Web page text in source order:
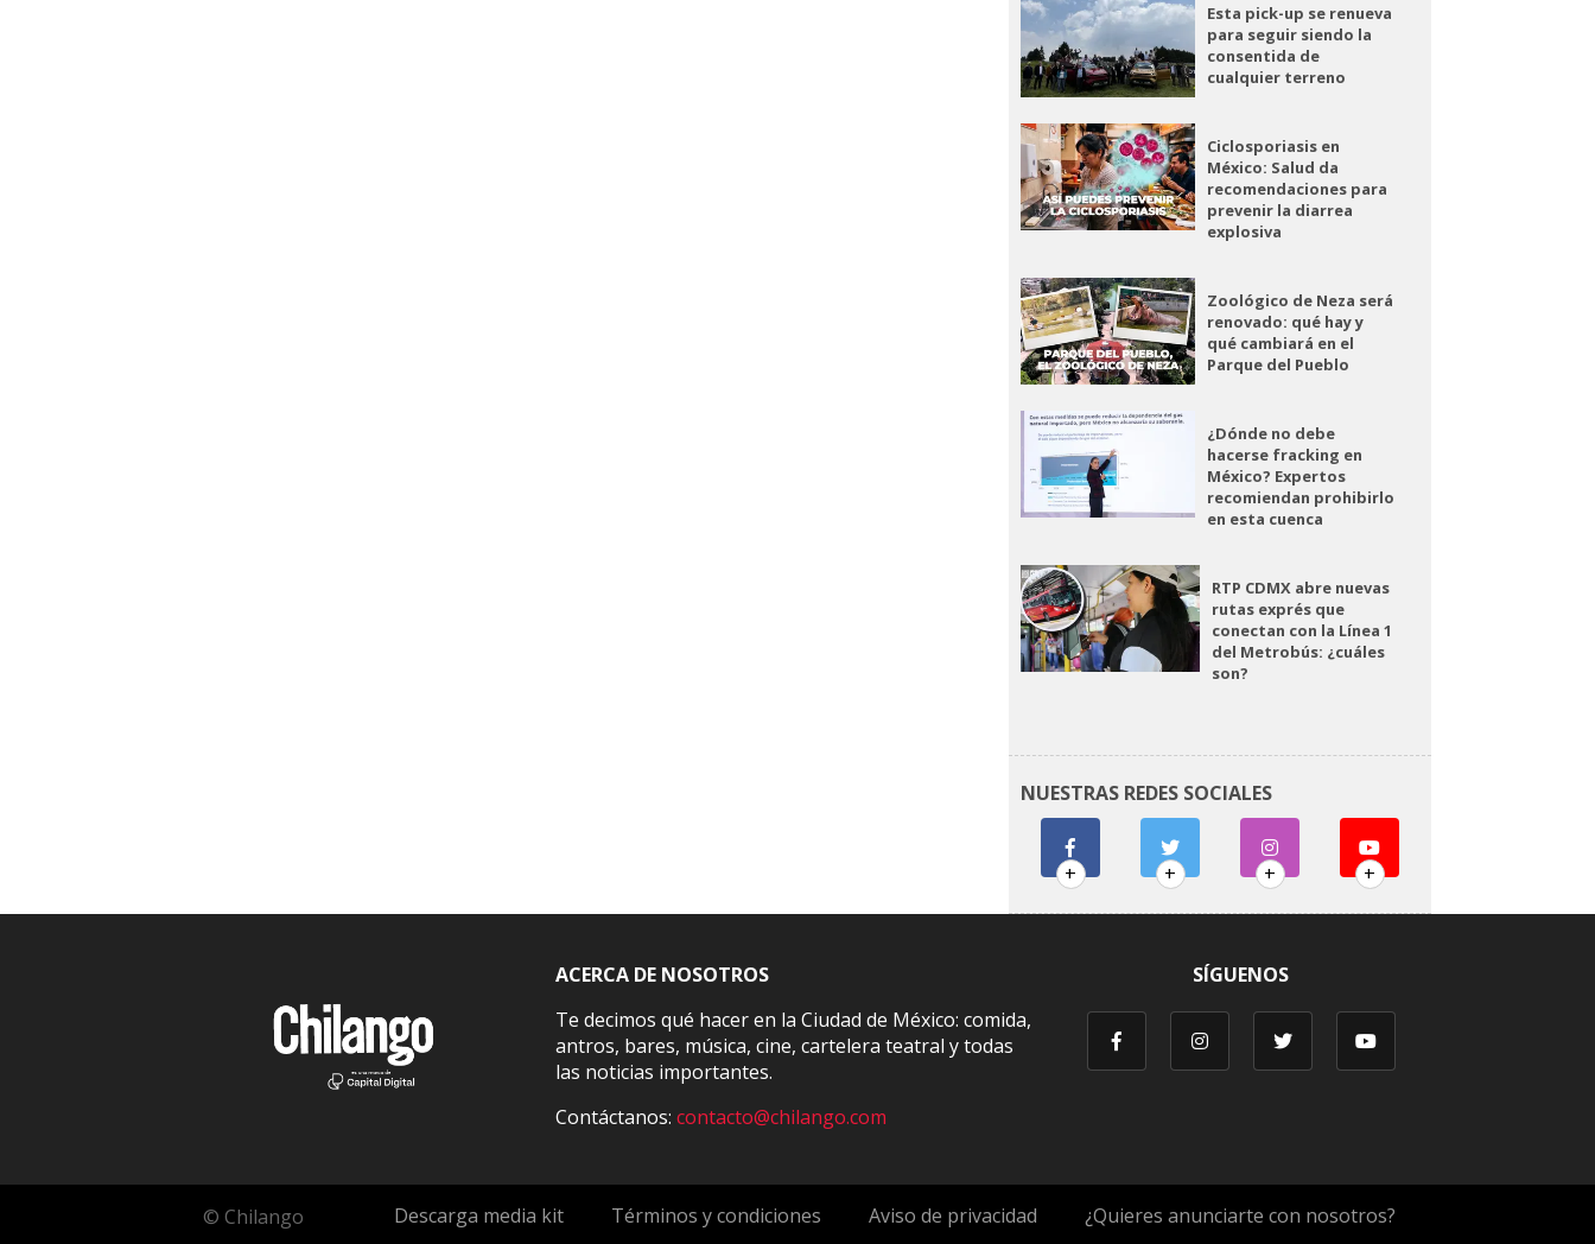
Esta pick-up se renueva
para seguir siendo la
consentida de
cualquier terreno
Ciclosporiasis en
México: Salud da
recomendaciones para
prevenir la diarrea
explosiva
Zoológico de Neza será
renovado: qué hay y
qué cambiará en el
Parque del Pueblo
¿Dónde no debe
hacerse fracking en
México? Expertos
recomiendan prohibirlo
en esta cuenca
RTP CDMX abre nuevas
rutas exprés que
conectan con la Línea 1
del Metrobús: ¿cuáles
son?
NUESTRAS REDES SOCIALES
+ + + +
ACERCA DE NOSOTROS
Te decimos qué hacer en la Ciudad de México: comida,
antros, bares, música, cine, cartelera teatral y todas
las noticias importantes.
Contáctanos:contacto@chilango.com
SÍGUENOS
© Chilango Descarga media kit Términos y condiciones Aviso de privacidad ¿Quieres anunciarte con nosotros?